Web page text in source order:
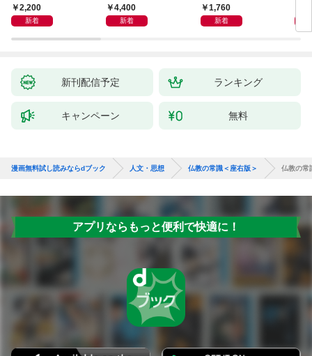
い子」サポートＢＯＯ
Ｋ 偏食・少食のお悩
2,200
新着
4,400
新着
物語1,760
新着
新刊配信予定 ランキング
キャンペーン 無料
漫画無料試し読みならdブック 人文・思想 仏教の常識＜座右版＞ 仏教の常
アプリならもっと便利で快適に！